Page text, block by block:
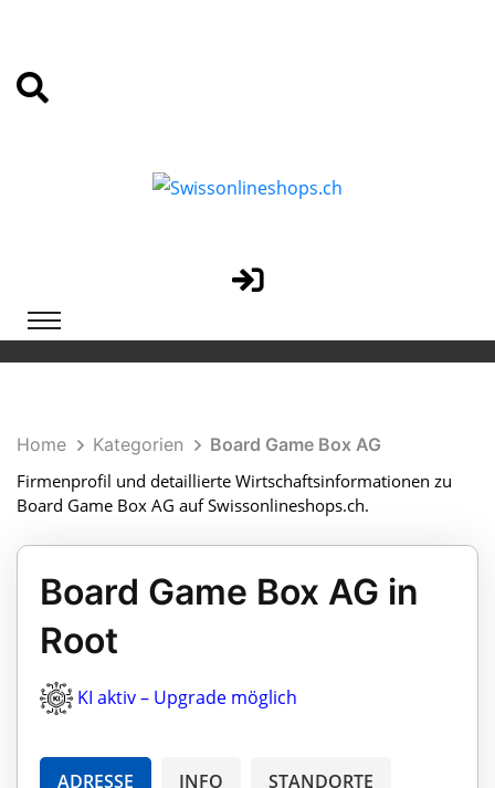
Home Kategorien
Board Game Box AG
Firmenprofil und detaillierte Wirtschaftsinformationen zu
Board Game Box AG auf Swissonlineshops.ch.
Board Game Box AG in
Root
KI aktiv – Upgrade möglich
ADRESSE INFO STANDORTE